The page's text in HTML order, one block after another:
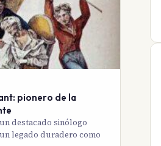
pionero de la
destacado sinólogo
legado duradero como